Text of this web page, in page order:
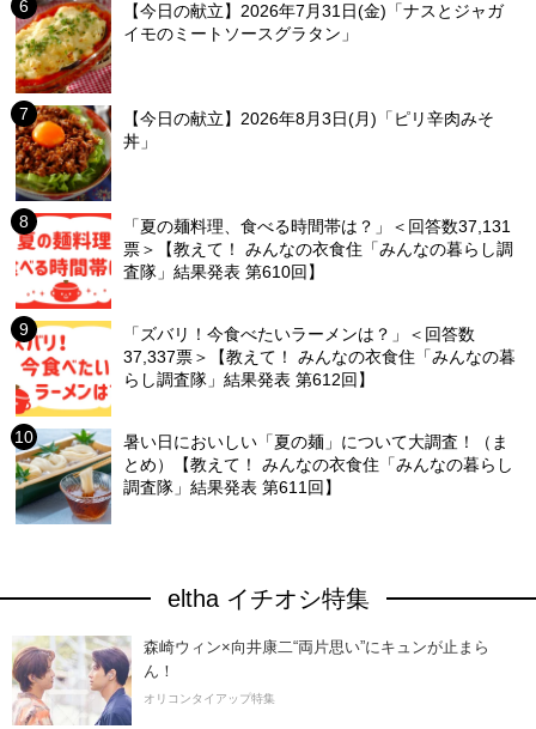
【今日の献立】2026年7月31日(金)「ナスとジャガ
イモのミートソースグラタン」
【今日の献立】2026年8月3日(月)「ピリ辛肉みそ
丼」
「夏の麺料理、食べる時間帯は？」＜回答数37,131
票＞【教えて！ みんなの衣食住「みんなの暮らし調
査隊」結果発表 第610回】
「ズバリ！今食べたいラーメンは？」＜回答数
37,337票＞【教えて！ みんなの衣食住「みんなの暮
らし調査隊」結果発表 第612回】
暑い日においしい「夏の麺」について大調査！（ま
とめ）【教えて！ みんなの衣食住「みんなの暮らし
調査隊」結果発表 第611回】
eltha イチオシ特集
森崎ウィン×向井康二“両片思い”にキュンが止まら
ん！
オリコンタイアップ特集